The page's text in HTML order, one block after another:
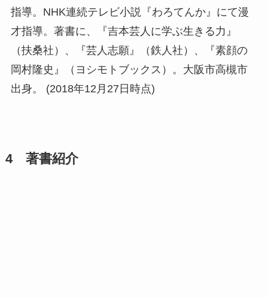
指導。NHK連続テレビ小説『わろてんか』にて漫
才指導。著書に、『吉本芸人に学ぶ生きる力』
（扶桑社）、『芸人志願』（鉄人社）、『素顔の
岡村隆史』（ヨシモトブックス）。大阪市高槻市
出身。 (2018年12月27日時点)
4 著書紹介